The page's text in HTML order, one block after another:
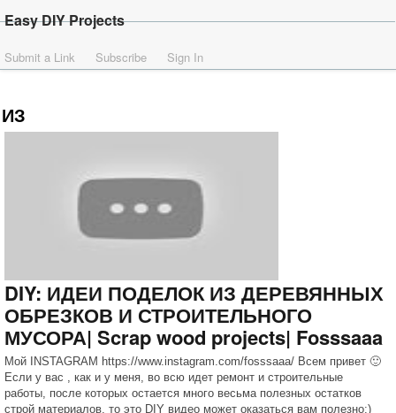
Easy DIY Projects
Submit a Link Subscribe Sign In
ИЗ
DIY: ИДЕИ ПОДЕЛОК ИЗ ДЕРЕВЯННЫХ
ОБРЕЗКОВ И СТРОИТЕЛЬНОГО
МУСОРА| Scrap wood projects| Fosssaaa
Мой INSTAGRAM https://www.instagram.com/fosssaaa/ Всем привет 🙂
Если у вас , как и у меня, во всю идет ремонт и строительные
работы, после которых остается много весьма полезных остатков
строй материалов, то это DIY видео может оказаться вам полезно:)